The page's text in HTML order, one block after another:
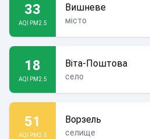
33
AQI PM2.5
Вишневе
місто
18
AQI PM2.5
Віта-Поштова
село
51
AQI PM2.5
Ворзель
селище